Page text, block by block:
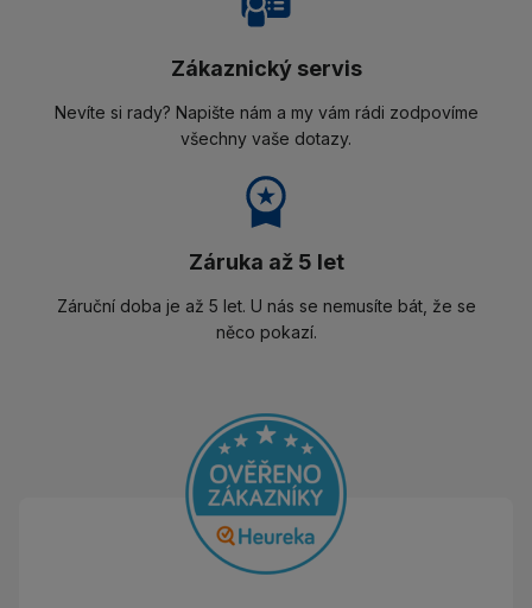
Zákaznický servis
Nevíte si rady? Napište nám a my vám rádi zodpovíme
všechny vaše dotazy.
Záruka až 5 let
Záruční doba je až 5 let. U nás se nemusíte bát, že se
něco pokazí.